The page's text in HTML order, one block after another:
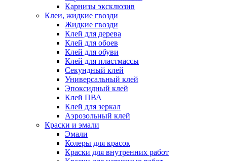
Карнизы эксклюзив
Клеи, жидкие гвозди
Жидкие гвозди
Клей для дерева
Клей для обоев
Клей для обуви
Клей для пластмассы
Секундный клей
Универсальный клей
Эпоксидный клей
Клей ПВА
Клей для зеркал
Аэрозольный клей
Краски и эмали
Эмали
Колеры для красок
Краски для внутренних работ